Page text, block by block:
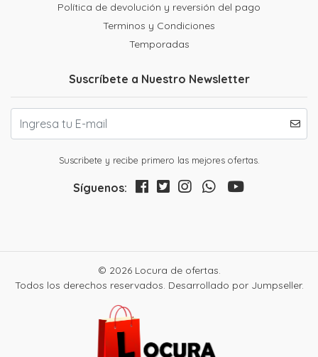
Política de devolución y reversión del pago
Terminos y Condiciones
Temporadas
Suscríbete a Nuestro Newsletter
Suscribete y recibe primero las mejores ofertas.
Síguenos:
© 2026 Locura de ofertas.
Todos los derechos reservados. Desarrollado por Jumpseller.